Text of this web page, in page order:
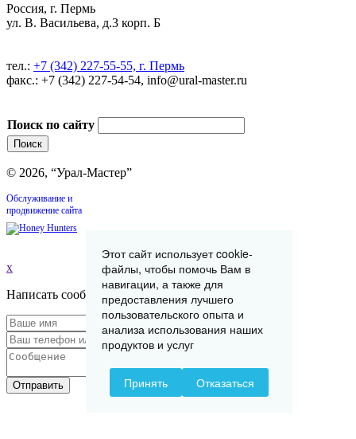
Россия, г. Пермь
ул. В. Васильева, д.3 корп. Б
тел.: +7 (342) 227-55-55, г. Пермь
факс.: +7 (342) 227-54-54, info@ural-master.ru
Поиск по сайту
© 2026, “Урал-Мастер”
Обслуживание и
продвижение сайта
x
Написать сообщение
Отправить
Этот сайт использует cookie-
файлы, чтобы помочь Вам в
навигации, а также для
предоставления лучшего
пользовательского опыта и
анализа использования наших
продуктов и услуг
Принять Отказаться